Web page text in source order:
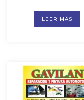
LEER MÁS